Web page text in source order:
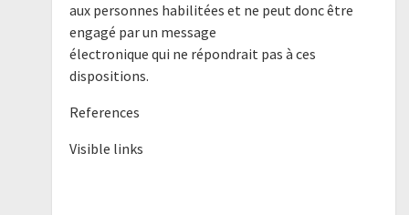
aux personnes habilitées et ne peut donc être
engagé par un message
électronique qui ne répondrait pas à ces
dispositions.
References
Visible links